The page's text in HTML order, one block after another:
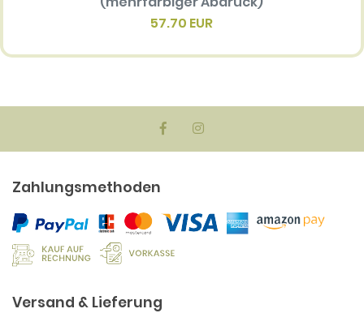
57.70 EUR
Zahlungsmethoden
Versand & Lieferung